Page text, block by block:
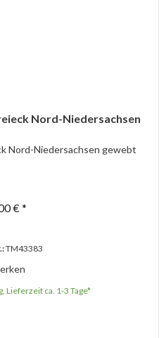
Nord-Niedersachsen
Nord-Niedersachsen gewebt
€ *
TM43383
Lieferzeit ca. 1-3 Tage*